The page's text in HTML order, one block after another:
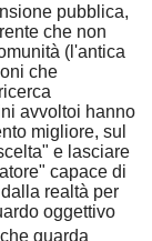
pubblica,
che non
(l'antica
che
avvoltoi hanno
migliore, sul
e lasciare
capace di
realtà per
oggettivo
guarda